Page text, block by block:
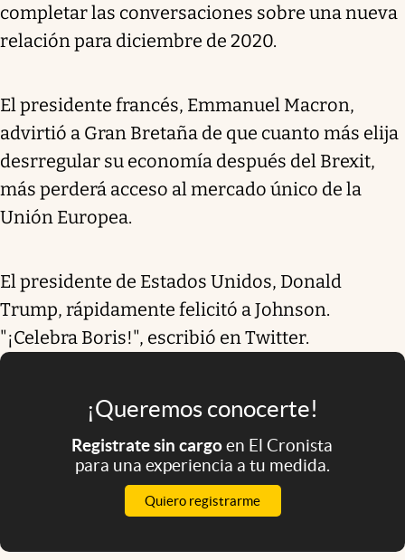
completar las conversaciones sobre una nueva
relación para diciembre de 2020.
El presidente francés, Emmanuel Macron,
advirtió a Gran Bretaña de que cuanto más elija
desrregular su economía después del Brexit,
más perderá acceso al mercado único de la
Unión Europea.
El presidente de Estados Unidos, Donald
Trump, rápidamente felicitó a Johnson.
"¡Celebra Boris!", escribió en Twitter.
¡Queremos conocerte!
Registrate sin cargoen El Cronista
para una experiencia a tu medida.
Quiero registrarme